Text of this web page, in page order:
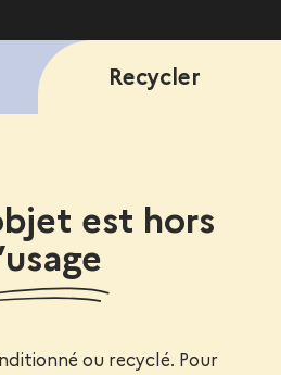
Recycler
est hors
ou recyclé. Pour